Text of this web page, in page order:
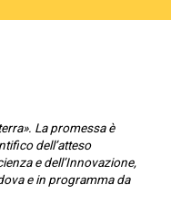
La promessa è
dell’atteso
e dell’Innovazione,
e in programma da